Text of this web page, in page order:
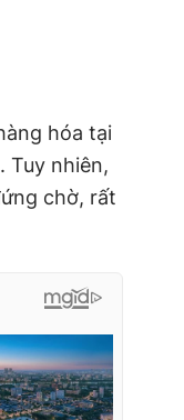
hóa tại
Tuy nhiên,
chờ, rất